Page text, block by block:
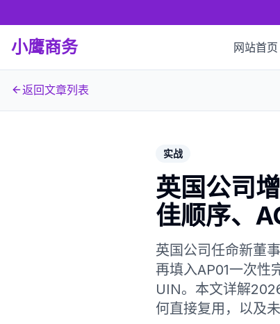
小鹰商务 网站首页
返回文章列表
实战
英国公司
佳顺序、
英国公司任命新董
再填入AP01一次性
UIN。本文详解
何直接复用，以及